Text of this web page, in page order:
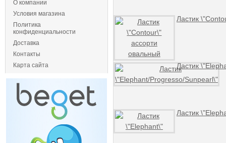
О компании
Условия магазина
Политика
конфиденциальности
Доставка
Контакты
Карта сайта
Ластик
Ластик
Ластик